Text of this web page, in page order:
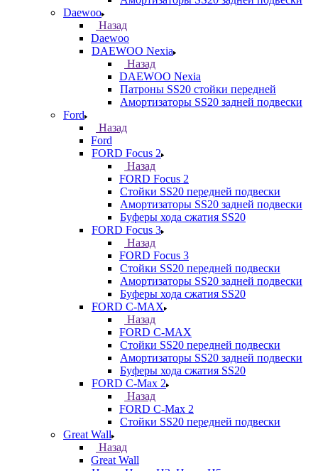
Daewoo
Назад
Daewoo
DAEWOO Nexia
Назад
DAEWOO Nexia
Патроны SS20 стойки передней
Амортизаторы SS20 задней подвески
Ford
Назад
Ford
FORD Focus 2
Назад
FORD Focus 2
Стойки SS20 передней подвески
Амортизаторы SS20 задней подвески
Буферы хода сжатия SS20
FORD Focus 3
Назад
FORD Focus 3
Стойки SS20 передней подвески
Амортизаторы SS20 задней подвески
Буферы хода сжатия SS20
FORD С-MAX
Назад
FORD С-MAX
Стойки SS20 передней подвески
Амортизаторы SS20 задней подвески
Буферы хода сжатия SS20
FORD C-Max 2
Назад
FORD C-Max 2
Стойки SS20 передней подвески
Great Wall
Назад
Great Wall